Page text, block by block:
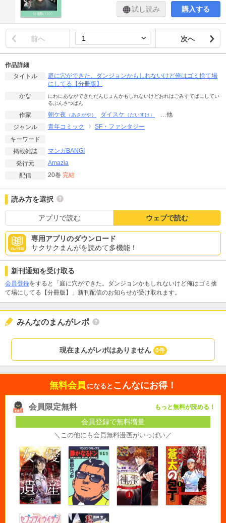
試し読み 購入する
前へ 次へ
作品詳細
タイトル
庭に穴ができた。ダンジョンかもしれないけど俺はゴミ捨て場
にしてる【分冊版】
かな
にわにあなができただんじょんかもしれないけどおれはごみすてばにしてい
るぶんさつばん
作家 朝ケ夜 （あさがや） ダイスケ （だいすけ）
…他
ジャンル
青年コミック
SF・ファンタジー
キーワード
掲載雑誌
マンガBANG!
発行元
Amazia
配信
20巻 完結
読み方を選択
アプリで読む ウェブで読む
専用アプリのダウンロード
サクサクまんがを読めて多機能！
新刊通知を受け取る
会員登録をすると「庭に穴ができた。ダンジョンかもしれないけど俺はゴミ捨
て場にしてる【分冊版】」新刊配信のお知らせが受け取れます。
みんなのまんがレポ
現在まんがレポはありません 0件
無料会員 になると こんなにお得！
会員限定無料 もっと無料が読める！
会員登録で無料増量
＼この他にも会員無料漫画がいっぱい／